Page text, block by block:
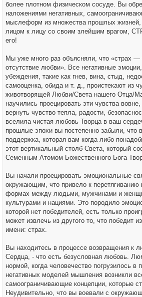
более плотном физическом сосуде. Вы
наложениями негативных,
мыслеформ из множества прошлых жизней,
лицом к лицу со своим злейшим врагом,
его!
Мы уже много раз объясняли, что «страх —
отсутствие любви». Все негативные
убеждения, такие как гнев, вина, стыд,
самооценка, обида и т. д., проистекают из
животворящей Любви/Света нашего Отца/
научились проецировать эти чувства
вернуть чувство тепла, радости,
вселила чистая любовь Творца в ваш
прошлые эпохи вы постепенно забыли, что
поддержка, которая вам когда-либо
этот вертикальный столб Света, который
Семенным Атомом Божественного Бога-
Вы начали проецировать эмоциональные
окружающим, что привело к перетягиванию
формах между людьми, мужчинами и
культурами и нациями. Это породило
которой нет победителей, есть только
может извлечь из другого то, что победит
имени: страх.
Вы находитесь в процессе возвращения к
Сердца, - что есть безусловная любовь.
нормой, когда человечество погрузилось в
негативных моделей мышления возникли
самоограничивающие концепции, которые
Неудивительно, что вы воевали с